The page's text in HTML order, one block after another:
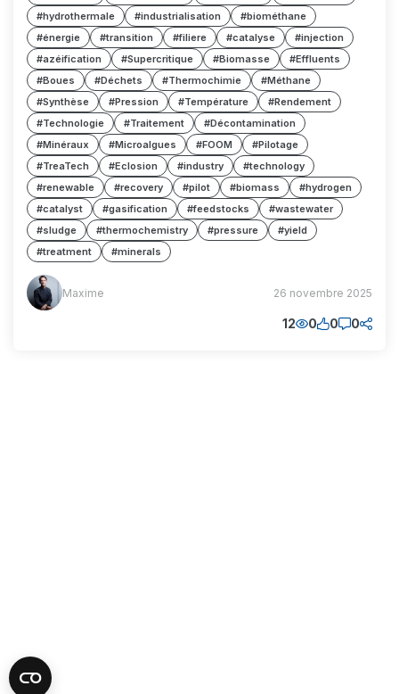
#hydrothermale
#industrialisation
#biométhane
#énergie
#transition #filiere #catalyse
#injection
#azéification
#Supercritique #Biomasse
#Effluents
#Boues
#Déchets #Thermochimie
#Méthane
#Synthèse
#Pression #Température
#Rendement
#Technologie
#Traitement
#Décontamination
#Minéraux
#Microalgues #FOOM
#Pilotage
#TreaTech
#Eclosion #industry
#technology
#renewable
#recovery #pilot #biomass
#hydrogen
#catalyst
#gasification #feedstocks
#wastewater
#sludge
#thermochemistry #pressure
#yield
#treatment
#minerals
Maxime
(MM) Maxime 26 novembre 2025
12 0 0 0